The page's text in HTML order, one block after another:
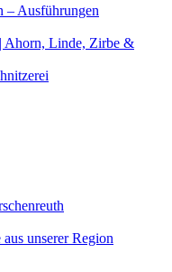
– Ausführungen
Ahorn, Linde, Zirbe &
unserer Region